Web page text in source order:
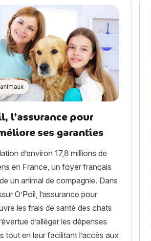
l’assurance pour
ses garanties
d’environ 17,8 millions de
en France, un foyer français
un animal de compagnie. Dans
O’Poil, l’assurance pour
les frais de santé des chats
d’alléger les dépenses
tout en leur facilitant l’accès aux